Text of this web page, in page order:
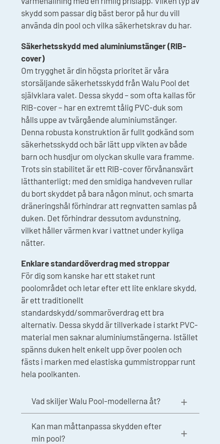
skydd som passar dig bäst beror på hur du vill
använda din pool och vilka säkerhetskrav du har.
Säkerhetsskydd med aluminiumstänger (RIB-
cover)
Om trygghet är din högsta prioritet är våra
storsäljande säkerhetsskydd från Walu Pool det
självklara valet. Dessa skydd – som ofta kallas för
RIB-cover – har en extremt tålig PVC-duk som
hålls uppe av tvärgående aluminiumstänger.
Denna robusta konstruktion är fullt godkänd som
säkerhetsskydd och bär lätt upp vikten av både
barn och husdjur om olyckan skulle vara framme.
Trots sin stabilitet är ett RIB-cover förvånansvärt
lätthanterligt; med den smidiga handveven rullar
du bort skyddet på bara någon minut, och smarta
dräneringshål förhindrar att regnvatten samlas på
duken. Det förhindrar dessutom avdunstning,
vilket håller värmen kvar i vattnet under kyliga
nätter.
Enklare standardöverdrag med stroppar
För dig som kanske har ett staket runt
poolområdet och letar efter ett lite enklare skydd,
är ett traditionellt
standardskydd/sommaröverdrag ett bra
alternativ. Dessa skydd är tillverkade i starkt PVC-
material men saknar aluminiumstängerna. Istället
spänns duken helt enkelt upp över poolen och
fästs i marken med elastiska gummistroppar runt
hela poolkanten.
Vad skiljer Walu Pool-modellerna åt?
Kan man måttanpassa skydden efter
min pool?